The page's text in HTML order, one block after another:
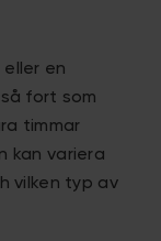
en
fort som
timmar
kan variera
vilken typ av